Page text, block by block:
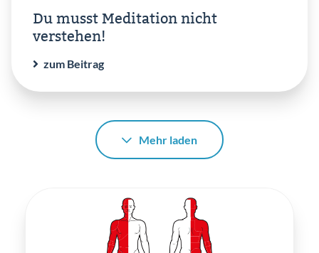
Du musst Meditation nicht
verstehen!
zum Beitrag
Mehr laden